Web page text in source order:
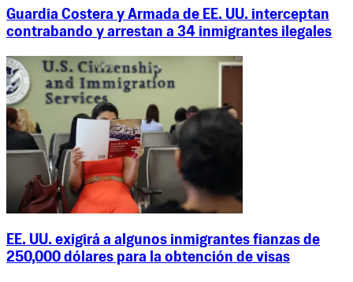
Guardia Costera y Armada de EE. UU. interceptan
contrabando y arrestan a 34 inmigrantes ilegales
EE. UU. exigirá a algunos inmigrantes fianzas de
250,000 dólares para la obtención de visas